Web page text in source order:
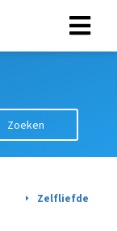
Zoeken
Zelfliefde